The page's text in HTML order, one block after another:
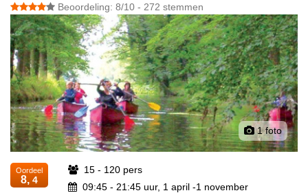
Beoordeling: 8/10 - 272 stemmen
1 foto
Oordeel
8, 4
15 - 120 pers
09:45 - 21:45 uur, 1 april -1 november